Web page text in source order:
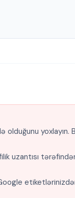
yoxlayın.
uzantısı